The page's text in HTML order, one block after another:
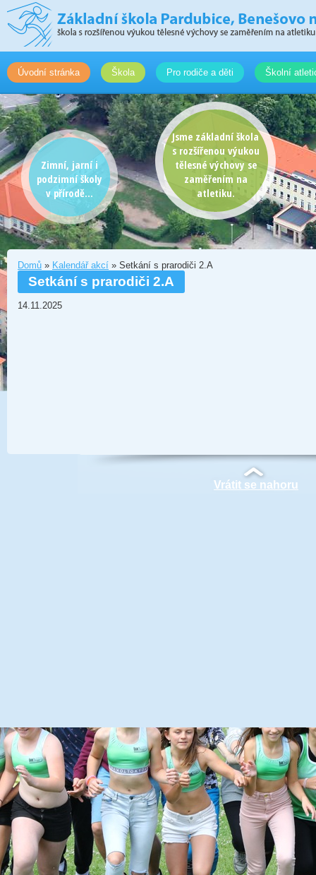
Úvodní stránka Škola Pro rodiče a děti Školní
Zimní, jarní i
podzimní školy
v přírodě...
Jsme základní škola
s rozšířenou výukou
tělesné výchovy se
zaměřením na
atletiku.
Domů » Kalendář akcí » Setkání s prarodiči 2.A
Setkání s prarodiči 2.A
14.11.2025
Vrátit se nahoru